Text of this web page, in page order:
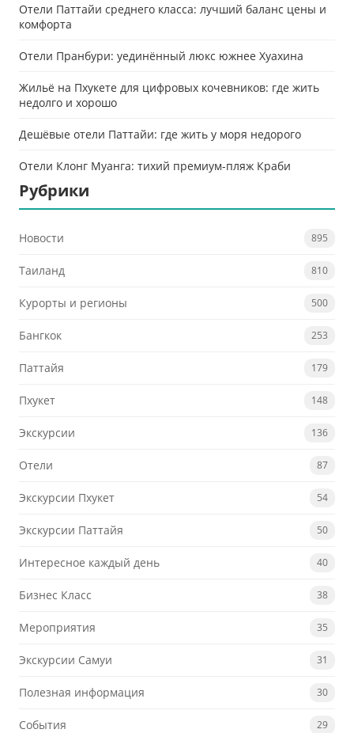
Отели Паттайи среднего класса: лучший баланс цены и
комфорта
Отели Пранбури: уединённый люкс южнее Хуахина
Жильё на Пхукете для цифровых кочевников: где жить
недолго и хорошо
Дешёвые отели Паттайи: где жить у моря недорого
Отели Клонг Муанга: тихий премиум-пляж Краби
Рубрики
Новости 895
Таиланд 810
Курорты и регионы 500
Бангкок 253
Паттайя 179
Пхукет 148
Экскурсии 136
Отели 87
Экскурсии Пхукет 54
Экскурсии Паттайя 50
Интересное каждый день 40
Бизнес Класс 38
Мероприятия 35
Экскурсии Самуи 31
Полезная информация 30
События 29